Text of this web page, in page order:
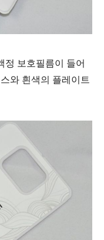
정 보호필름이 들어
와 흰색의 플레이트